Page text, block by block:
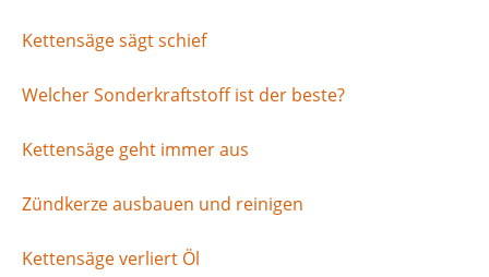
Kettensäge sägt schief
Welcher Sonderkraftstoff ist der beste?
Kettensäge geht immer aus
Zündkerze ausbauen und reinigen
Kettensäge verliert Öl